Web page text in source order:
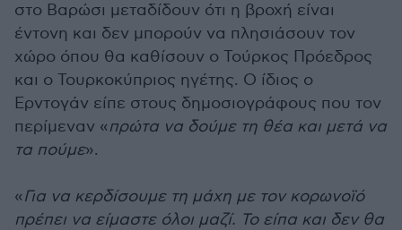
στο Βαρώσι μεταδίδουν ότι η βροχή είναι
έντονη και δεν μπορούν να πλησιάσουν τον
χώρο όπου θα καθίσουν ο Τούρκος Πρόεδρος
και ο Τουρκοκύπριος ηγέτης. Ο ίδιος ο
Ερντογάν είπε στους δημοσιογράφους που τον
περίμεναν «πρώτα να δούμε τη θέα και μετά να
τα πούμε».
«Για να κερδίσουμε τη μάχη με τον κορωνοϊό
πρέπει να είμαστε όλοι μαζί. Το είπα και δεν θα